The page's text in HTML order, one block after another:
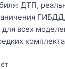
ДТП,
для всех